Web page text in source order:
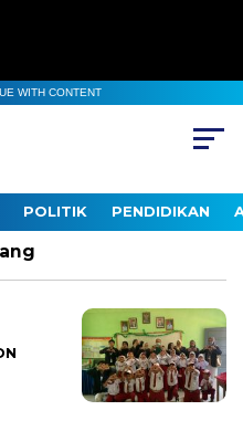
WITH CONTENT
POLITIK PENDIDIKAN